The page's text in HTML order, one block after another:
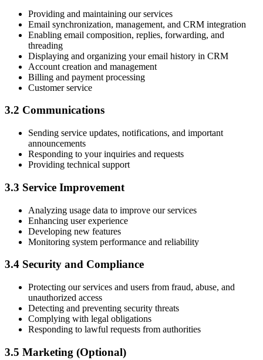
Providing and maintaining our services
Email synchronization, management, and CRM integration
Enabling email composition, replies, forwarding, and
threading
Displaying and organizing your email history in CRM
Account creation and management
Billing and payment processing
Customer service
3.2 Communications
Sending service updates, notifications, and important
announcements
Responding to your inquiries and requests
Providing technical support
3.3 Service Improvement
Analyzing usage data to improve our services
Enhancing user experience
Developing new features
Monitoring system performance and reliability
3.4 Security and Compliance
Protecting our services and users from fraud, abuse, and
unauthorized access
Detecting and preventing security threats
Complying with legal obligations
Responding to lawful requests from authorities
3.5 Marketing (Optional)